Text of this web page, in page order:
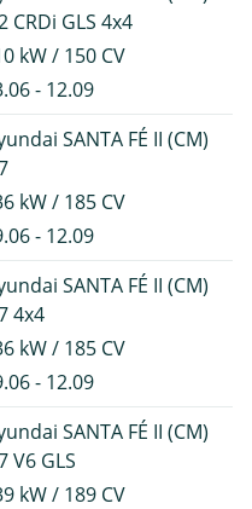
CRDi GLS 4x4
kW / 150 CV
- 12.09
SANTA FÉ II (CM)
kW / 185 CV
- 12.09
SANTA FÉ II (CM)
4x4
kW / 185 CV
- 12.09
SANTA FÉ II (CM)
V6 GLS
kW / 189 CV